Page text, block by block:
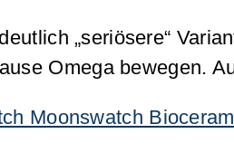
„seriösere“
Omega bewegen.